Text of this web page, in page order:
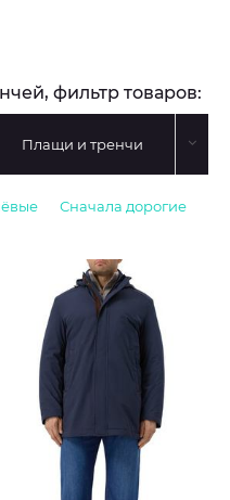
фильтр товаров:
Плащи и тренчи
Сначала дорогие